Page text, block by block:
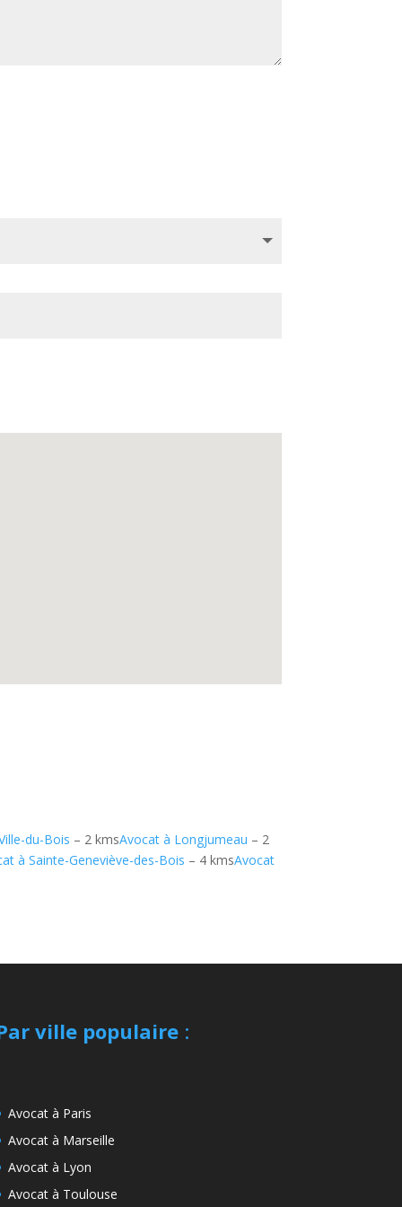
du-Bois – 2 kmsAvocat à Longjumeau – 2
à Sainte-Geneviève-des-Bois – 4 kmsAvocat
ville populaire:
Avocat à Paris
Avocat à Marseille
Avocat à Lyon
Avocat à Toulouse